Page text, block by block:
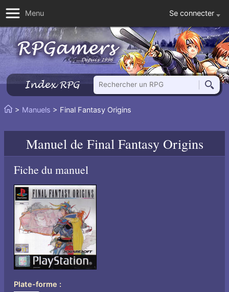
Menu Se connecter
Index RPG
Rechercher un RPG
Vous
> Manuels > Final Fantasy Origins
Manuel de Final Fantasy Origins
Fiche du manuel
Plate-forme